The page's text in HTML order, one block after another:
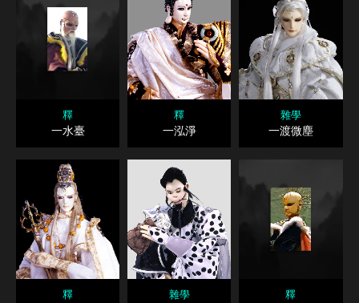
釋
一水臺
釋
一泓淨
雜學
一渡微塵
釋 雜學 釋